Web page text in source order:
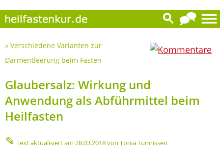
» Verschiedene Varianten zur
Darmentleerung beim Fasten
Glaubersalz: Wirkung und
Anwendung als Abführmittel beim
Heilfasten
✎ Text aktualisiert am 28.03.2018von Tonia Tünnissen